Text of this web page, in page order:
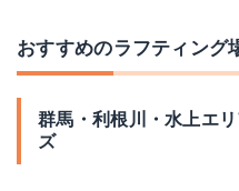
おすすめのラフティン
群馬・利根川・水上エ
ズ